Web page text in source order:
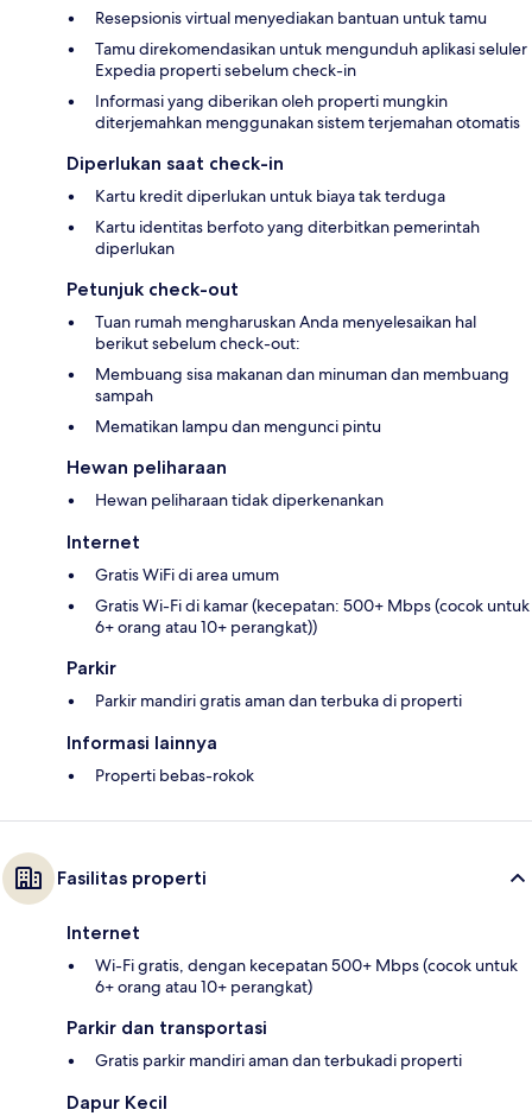
Resepsionis virtual menyediakan bantuan untuk tamu
Tamu direkomendasikan untuk mengunduh aplikasi seluler
Expedia properti sebelum check-in
Informasi yang diberikan oleh properti mungkin
diterjemahkan menggunakan sistem terjemahan otomatis
Diperlukan saat check-in
Kartu kredit diperlukan untuk biaya tak terduga
Kartu identitas berfoto yang diterbitkan pemerintah
diperlukan
Petunjuk check-out
Tuan rumah mengharuskan Anda menyelesaikan hal
berikut sebelum check-out:
Membuang sisa makanan dan minuman dan membuang
sampah
Mematikan lampu dan mengunci pintu
Hewan peliharaan
Hewan peliharaan tidak diperkenankan
Internet
Gratis WiFi di area umum
Gratis Wi-Fi di kamar (kecepatan: 500+ Mbps (cocok untuk
6+ orang atau 10+ perangkat))
Parkir
Parkir mandiri gratis aman dan terbuka di properti
Informasi lainnya
Properti bebas-rokok
Fasilitas properti
Internet
Wi-Fi gratis, dengan kecepatan 500+ Mbps (cocok untuk
6+ orang atau 10+ perangkat)
Parkir dan transportasi
Gratis parkir mandiri aman dan terbukadi properti
Dapur Kecil